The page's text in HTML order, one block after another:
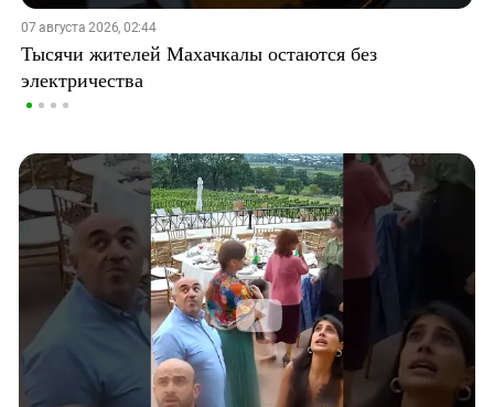
07 августа 2026, 02:44
Тысячи жителей Махачкалы остаются без
электричества